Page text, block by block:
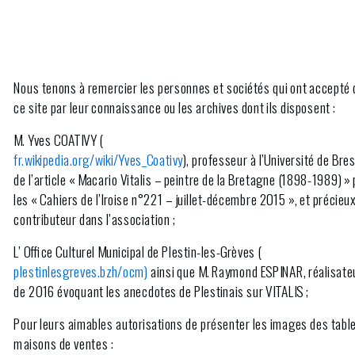
Nous tenons à remercier les personnes et sociétés qui ont accepté
ce site par leur connaissance ou les archives dont ils disposent :
M.Yves COATIVY(
fr.wikipedia.org/wiki/Yves_Coativy), professeur à l’Université de
de l’article « Macario Vitalis – peintre de la Bretagne (1898-1989) »
les « Cahiers de l’Iroise n°221 – juillet-décembre 2015 », et précieux
contributeur dans l’association ;
L’ Office Culturel Municipal de Plestin-les-Grèves (
plestinlesgreves.bzh/ocm)ainsi que M.Raymond ESPINAR,
de 2016 évoquant les anecdotes de Plestinais sur VITALIS ;
Pour leurs aimables autorisations de présenter les images des
maisons de ventes :